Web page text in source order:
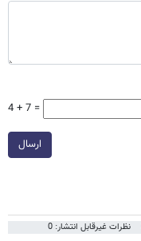
4 + 7 =
ارسال
نظرات غیرقابل انتشار: 0